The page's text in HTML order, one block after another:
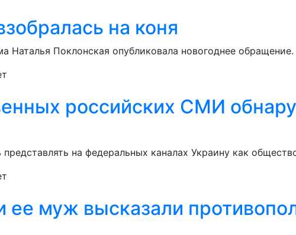
на коня
Наталья Поклонская опубликовала новогоднее
российских СМИ
на федеральных каналах Украину как
ее муж высказали